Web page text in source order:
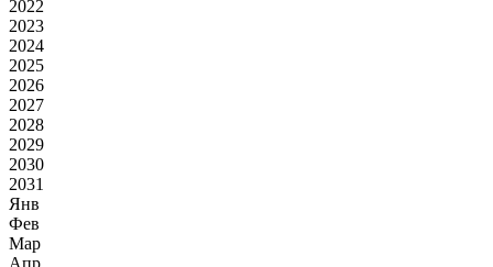
2022
2023
2024
2025
2026
2027
2028
2029
2030
2031
Янв
Фев
Мар